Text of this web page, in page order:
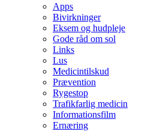
Apps
Bivirkninger
Eksem og hudpleje
Gode råd om sol
Links
Lus
Medicintilskud
Prævention
Rygestop
Trafikfarlig medicin
Informationsfilm
Ernæring